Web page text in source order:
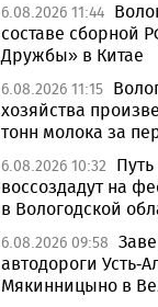
6.08.2026 11:44
составе сборной
Дружбы» в Китае
6.08.2026 11:15
хозяйства
тонн молока за
6.08.2026 10:32
воссоздадут на
в Вологодской
6.08.2026 09:58
автодороги Усть-
Мякинницыно в